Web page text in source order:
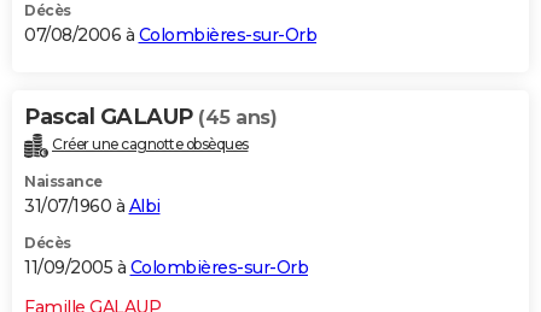
Décès
07/08/2006 à Colombières-sur-Orb
Pascal GALAUP (45 ans)
Créer une cagnotte obsèques
Naissance
31/07/1960 à Albi
Décès
11/09/2005 à Colombières-sur-Orb
Famille GALAUP